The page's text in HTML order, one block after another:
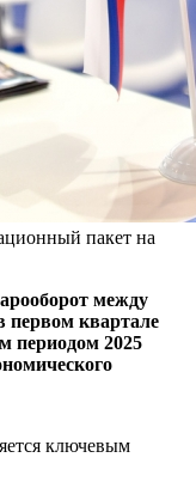
пакет на
между
первом квартале
периодом 2025
ключевым